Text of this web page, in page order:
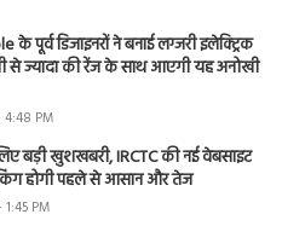
पूर्व डिजाइनरों ने बनाई लग्जरी इलेक्ट्रिक
से ज्यादा की रेंज के साथ आएगी यह अनोखी
4:48 PM
बड़ी खुशखबरी, IRCTC की नई वेबसाइट
होगी पहले से आसान और तेज
PM